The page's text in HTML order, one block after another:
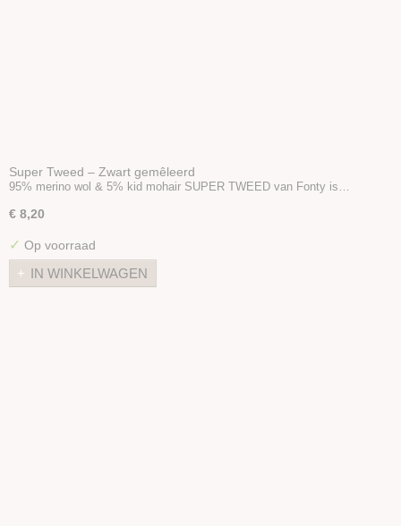
Super Tweed – Zwart gemêleerd
95% merino wol & 5% kid mohair SUPER TWEED van Fonty is…
€ 8,20
✓ Op voorraad
IN WINKELWAGEN